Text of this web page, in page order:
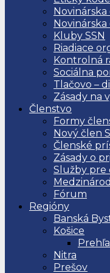
Novinárska
Kluby SSN
Riadiace
Kontrolná
Sociálna
Tlačovo –
Zásady na
Členstvo
Formy
Nový člen
Členské
Zásady o
Služby pre
Fórum
Regióny
Banská
Košice
Nitra
Prešov